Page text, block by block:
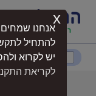
דרום
אנחנו
להתחיל
יש לקרוא
לקריאת
x